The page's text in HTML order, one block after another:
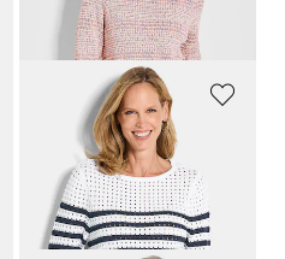
30-Tage-Bestpreis**: 59,95 €
49,95 €89,95 €
30-Tage-Bestpreis**: 69,95 € (-28%)